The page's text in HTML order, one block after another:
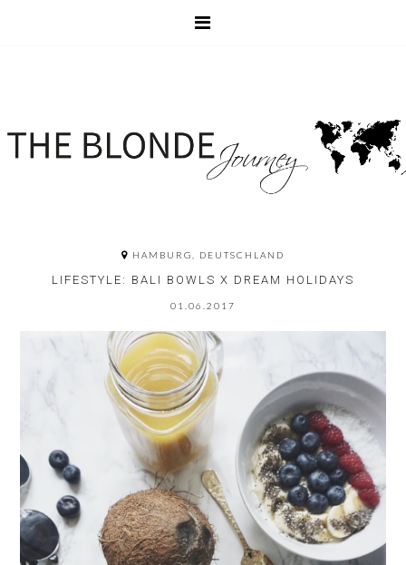
HAMBURG, DEUTSCHLAND
LIFESTYLE: BALI BOWLS X DREAM HOLIDAYS
01.06.2017